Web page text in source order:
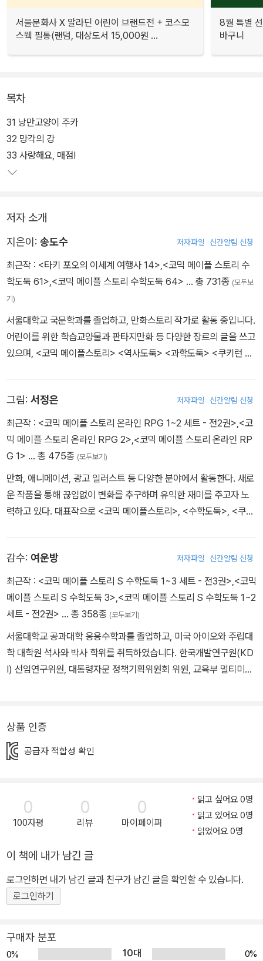
서울문화사 X 알라딘 어린이 브랜드전 + 코스모
스웩 필통(랜덤, 대상도서 15,000원 ...
8월 특별
바구니
목차
31 낭만고양이 주카
32 망각의 강
33 사랑해요, 매점!
저자 소개
지은이: 송도수 저자파일 신간알림 신청
최근작 : <타키 포오의 이세계 여행사 14>,<코믹 메이플 스토리 수
학도둑 61>,<코믹 메이플 스토리 수학도둑 64> … 총 731종 (모두보
기)
서울대학교 국문학과를 졸업하고, 만화스토리 작가로 활동 중입니다.
어린이를 위한 학습교양물과 판타지만화 등 다양한 장르의 글을 쓰고
있으며, <코믹 메이플스토리> <역사도둑> <과학도둑> <쿠키런 어
그림: 서정은 저자파일 신간알림 신청
최근작 : <코믹 메이플 스토리 온라인 RPG 1~2 세트 - 전2권>,<코
믹 메이플 스토리 온라인 RPG 2>,<코믹 메이플 스토리 온라인 RP
G 1> … 총 475종 (모두보기)
만화, 애니메이션, 광고 일러스트 등 다양한 분야에서 활동한다. 새로
운 작품을 통해 끊임없이 변화를 추구하며 유익한 재미를 주고자 노
력하고 있다. 대표작으로 <코믹 메이플스토리>, <수학도둑>, <쿠키
감수: 여운방 저자파일 신간알림 신청
최근작 : <코믹 메이플 스토리 S 수학도둑 1~3 세트 - 전3권>,<코믹
메이플 스토리 S 수학도둑 3>,<코믹 메이플 스토리 S 수학도둑 1~2
세트 - 전2권> … 총 358종 (모두보기)
서울대학교 공과대학 응용수학과를 졸업하고, 미국 아이오와 주립대
학 대학원 석사와 박사 학위를 취득하였습니다. 한국개발연구원(KD
I) 선임연구위원, 대통령자문 정책기획위원회 위원, 교육부 멀티미디
력 수학퀴즈> <메이플 매쓰> <수학도둑 수학동화>의 수학 콘텐츠
를 집필했습니다.
상품 인증
공급자 적합성 확인
0
100자평
0
리뷰
0
마이페이퍼
읽고 싶어요 0명
읽고 있어요 0명
읽었어요 0명
이 책에 내가 남긴 글
로그인하면 내가 남긴 글과 친구가 남긴 글을 확인할 수 있습니다.
로그인하기
구매자 분포
0% 10대
0%